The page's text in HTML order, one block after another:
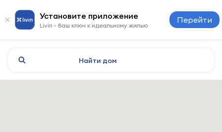
Установите приложение
Livin - Ваш ключ к идеальному жилью
Перейти
Найти дом
Novosibirsk: hotels i